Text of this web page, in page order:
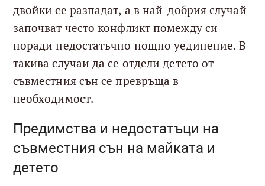
двойки се разпадат, а в най-добрия случай
започват често конфликт помежду си
поради недостатъчно нощно уединение. В
такива случаи да се отдели детето от
съвместния сън се превръща в
необходимост.
Предимства и недостатъци на
съвместния сън на майката и
детето